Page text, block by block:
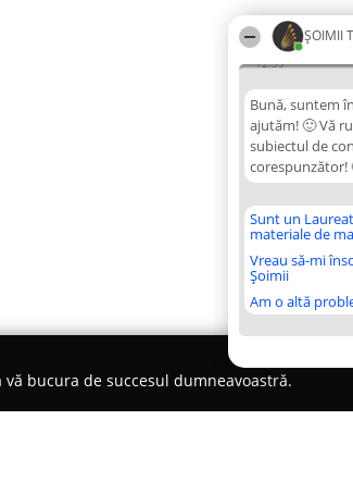
ȘOIMII
12:59
Bună, suntem
ajutăm! 🙂 Vă
subiectul de
corespunzător!
Sunt un
materiale de
Vreau să-mi
Șoimii
Am o altă
bucura de succesul dumneavoastră.